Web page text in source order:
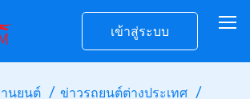
เข้าสู่ระบบ
นยนต์
ข่าวรถยนต์ต่างประเทศ